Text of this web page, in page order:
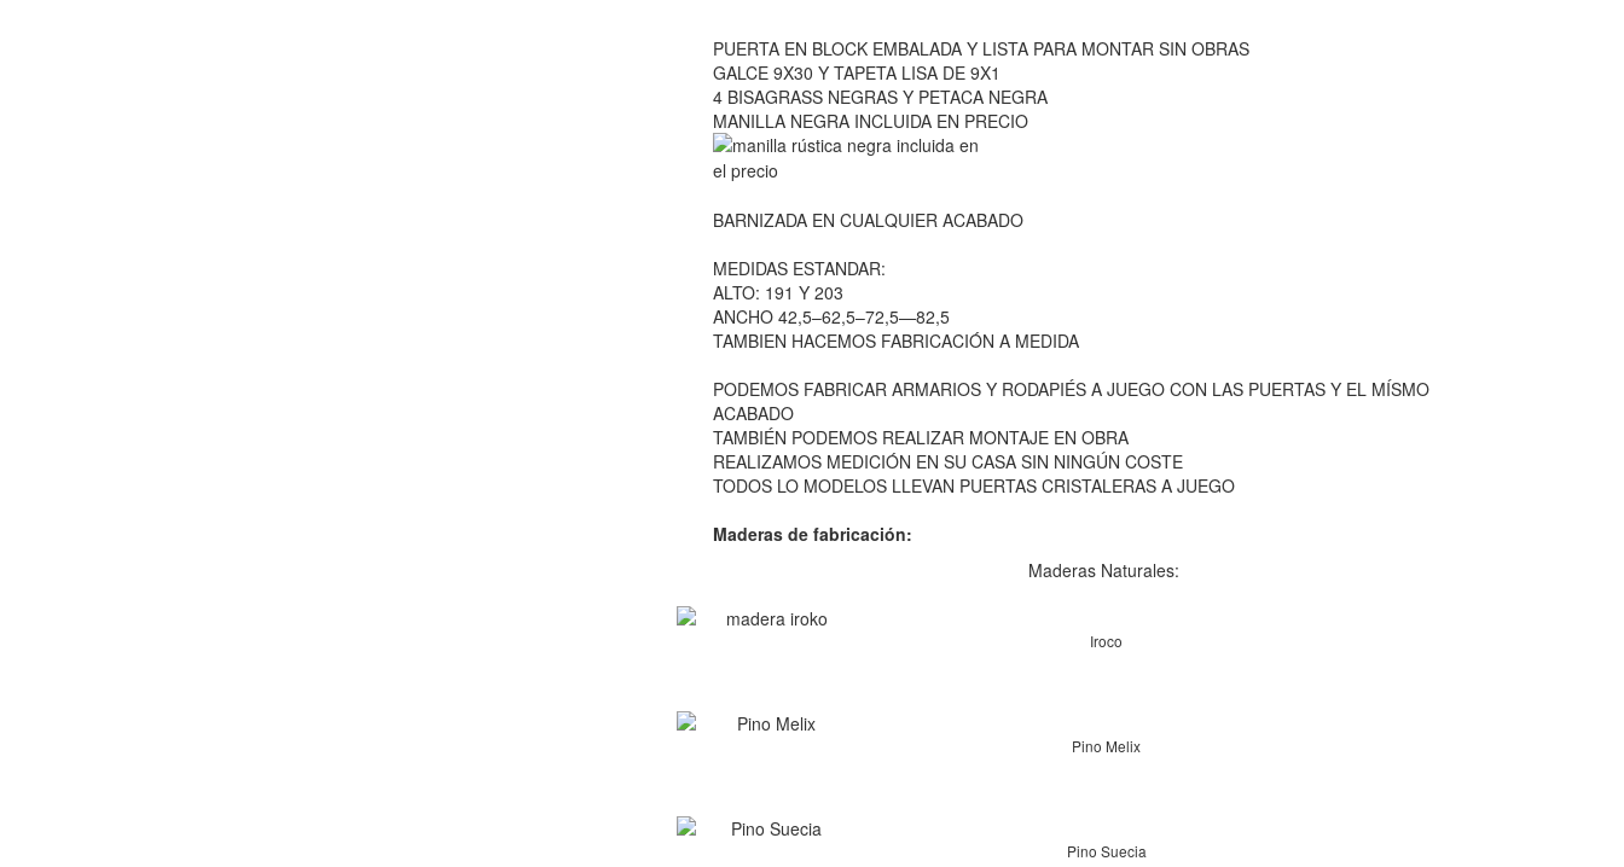
PUERTA EN BLOCK EMBALADA Y LISTA PARA MONTAR SIN OBRAS
GALCE 9X30 Y TAPETA LISA DE 9X1
4 BISAGRASS NEGRAS Y PETACA NEGRA
MANILLA NEGRA INCLUIDA EN PRECIO
BARNIZADA EN CUALQUIER ACABADO
MEDIDAS ESTANDAR:
ALTO: 191 Y 203
ANCHO 42,5–62,5–72,5—82,5
TAMBIEN HACEMOS FABRICACIÓN A MEDIDA
PODEMOS FABRICAR ARMARIOS Y RODAPIÉS A JUEGO CON LAS PUERTAS Y EL MÍSMO
ACABADO
TAMBIÉN PODEMOS REALIZAR MONTAJE EN OBRA
REALIZAMOS MEDICIÓN EN SU CASA SIN NINGÚN COSTE
TODOS LO MODELOS LLEVAN PUERTAS CRISTALERAS A JUEGO
Maderas de fabricación:
Maderas Naturales:
Iroco
Pino Melix
Pino Suecia